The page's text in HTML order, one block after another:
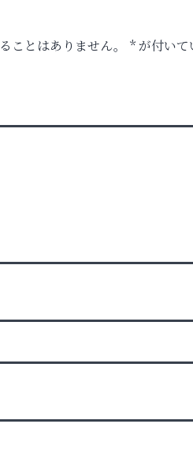
ことはありません。 *が付いて